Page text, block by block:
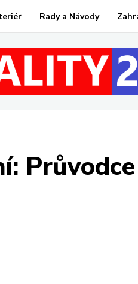
Rady a Návody